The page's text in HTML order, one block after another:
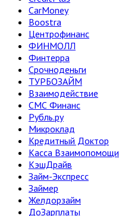
CarMoney
Boostra
Центрофинанс
ФИНМОЛЛ
Финтерра
Срочноденьги
ТУРБОЗАЙМ
Взаимодействие
СМС Финанс
Рубль.ру
Микроклад
Кредитный Доктор
Касса Взаимопомощи
КэшДрайв
Займ-Экспресс
Займер
Желдорзайм
ДоЗарплаты